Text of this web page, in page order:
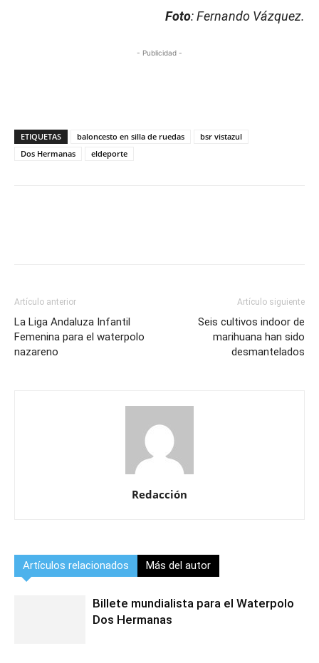
Foto: Fernando Vázquez.
- Publicidad -
ETIQUETAS baloncesto en silla de ruedas
bsr vistazul
Dos Hermanas
eldeporte
Artículo anterior
La Liga Andaluza Infantil
Femenina para el waterpolo
nazareno
Artículo siguiente
Seis cultivos indoor de
marihuana han sido
desmantelados
Redacción
Artículos relacionados Más del autor
Billete mundialista para el Waterpolo
Dos Hermanas